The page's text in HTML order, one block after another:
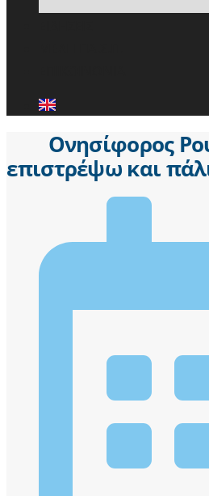
Ονησίφορος
επιστρέψω και